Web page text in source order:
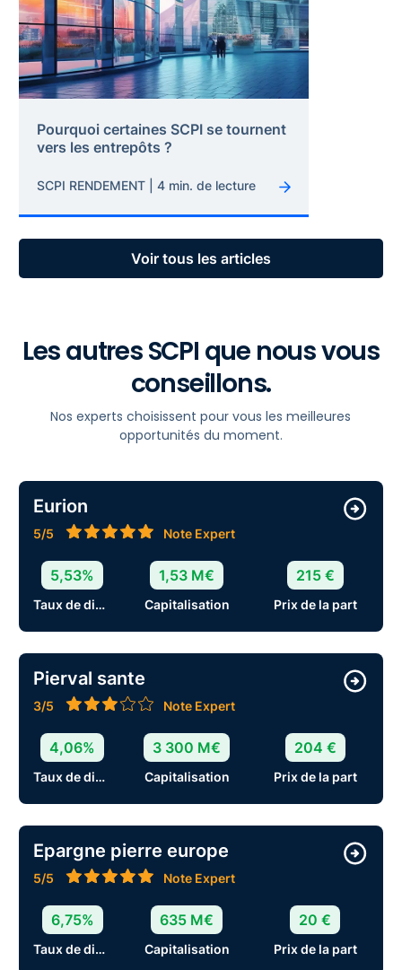
Pourquoi certaines SCPI se tournent
vers les entrepôts ?
SCPI RENDEMENT | 4 min. de lecture
Voir tous les articles
Les autres SCPI que nous vous
conseillons.
Nos experts choisissent pour vous les meilleures
opportunités du moment.
Eurion
5/5 Note Expert
5,53%
Taux de distribution
1,53 M€
Capitalisation
215 €
Prix de la part
Pierval sante
3/5 Note Expert
4,06%
Taux de distribution
3 300 M€
Capitalisation
204 €
Prix de la part
Epargne pierre europe
5/5 Note Expert
6,75%
Taux de distribution
635 M€
Capitalisation
20 €
Prix de la part